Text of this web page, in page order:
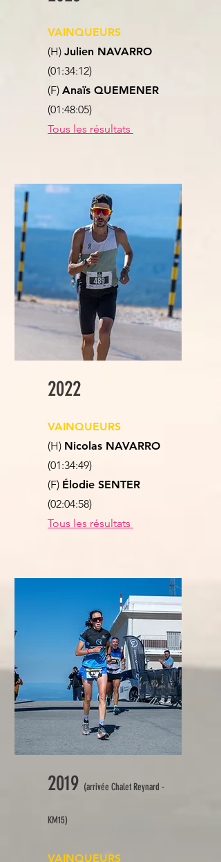
VAINQUEURS
(H) Julien NAVARRO
(01:34:12)
(F) Anaïs QUEMENER
(01:48:05)
Tous les résultats
2022
VAINQUEURS
(H) Nicolas NAVARRO
(01:34:49)
(F) Élodie SENTER
(02:04:58)
Tous les résultats
2019 (arrivée Chalet Reynard -
KM15)
VAINQUEURS